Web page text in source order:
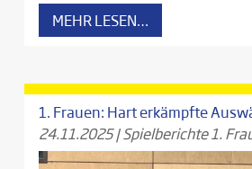
MEHR LESEN…
1. Frauen: Hart erkämpfte
24.11.2025|Spielberichte 1.